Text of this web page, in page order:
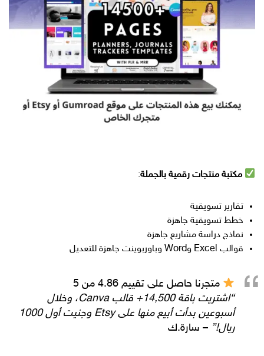
مكتبة منتجات رقمية بالجملة:
تقارير تسويقية
خطط تسويقية جاهزة
نماذج دراسة مشاريع جاهزة
قوالب Excel وWord وباوربوينت جاهزة للتعديل
متجرنا حاصل على تقييم 4.86 من 5
“اشتريت باقة 14,500+ قالب Canva، وخلال
أسبوعين بدأت أبيع منها على Etsy وجنيت أول 1000
ريال!” – سارة.ك